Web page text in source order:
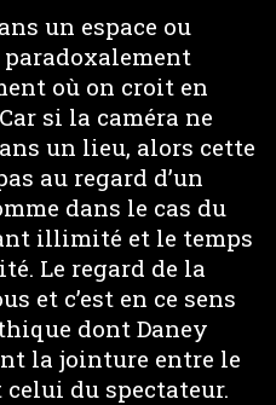
un espace ou
paradoxalement
où on croit en
si la caméra ne
un lieu, alors cette
au regard d’un
dans le cas du
illimité et le temps
Le regard de la
et c’est en ce sens
dont Daney
la jointure entre le
celui du spectateur.